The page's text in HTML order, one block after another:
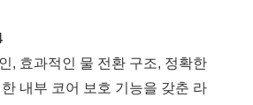
, 효과적인 물 전환 구조, 정확한
내부 코어 보호 기능을 갖춘 라